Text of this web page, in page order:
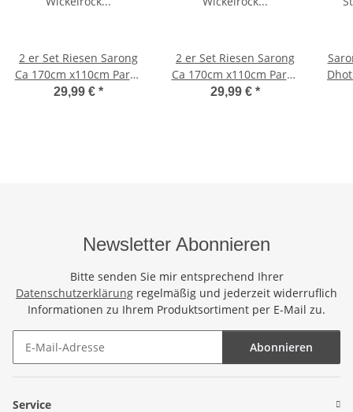
2 er Set Riesen Sarong
Ca 170cm x110cm Pareo
Wickelrock Wickeltuch
29,99 € *
2 er Set Riesen Sarong
Ca 170cm x110cm Pareo
Wickelrock Wickeltuch
29,99 € *
Newsletter Abonnieren
Bitte senden Sie mir entsprechend Ihrer
Datenschutzerklärung regelmäßig und jederzeit widerruflich
Informationen zu Ihrem Produktsortiment per E-Mail zu.
Abonnieren
Service